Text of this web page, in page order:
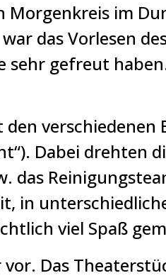
Morgenkreis im
das Vorlesen
gefreut
Dabei drehten
das
in
viel Spaß
Das